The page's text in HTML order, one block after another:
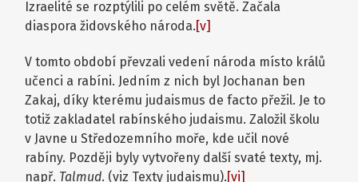
Izraelité se rozptýlili po celém světě. Začala
diaspora židovského národa. [v]
V tomto období převzali vedení národa místo králů
učenci a rabíni. Jedním z nich byl Jochanan ben
Zakaj, díky kterému judaismus de facto přežil. Je to
totiž zakladatel rabínského judaismu. Založil školu
v Javne u Středozemního moře, kde učil nové
rabíny. Později byly vytvořeny další svaté texty, mj.
např. Talmud. (viz Texty judaismu). [vi]